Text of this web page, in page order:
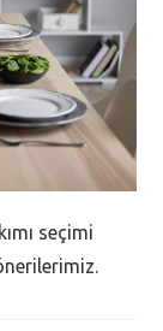
seçimi